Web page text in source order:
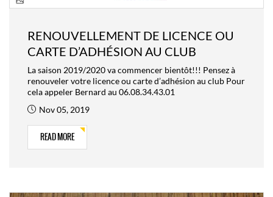
RENOUVELLEMENT DE LICENCE OU
CARTE D’ADHÉSION AU CLUB
La saison 2019/2020 va commencer bientôt!!! Pensez à
renouveler votre licence ou carte d’adhésion au club Pour
cela appeler Bernard au 06.08.34.43.01
Nov 05, 2019
READ MORE